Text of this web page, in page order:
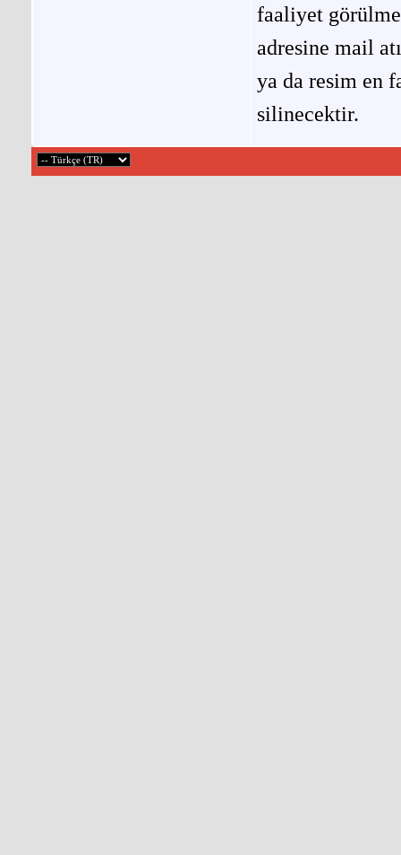
faaliyet
adresine mail
ya da resim en
silinecektir.